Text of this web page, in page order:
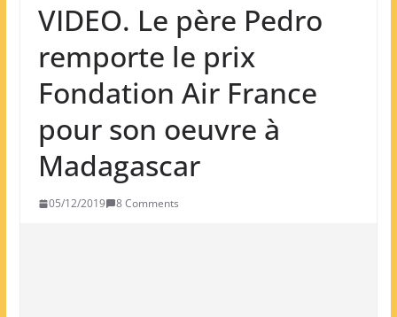
VIDEO. Le père Pedro
remporte le prix
Fondation Air France
pour son oeuvre à
Madagascar
05/12/2019 8 Comments